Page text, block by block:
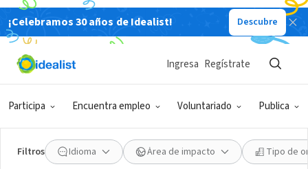
¡Celebramos 30 años de Idealist! Descubre
Participa Encuentra empleo Voluntariado Publica
Ingresa Regístrate
Filtros Idioma Área de impacto Tipo de
ORGANIZACIÓN SIN FIN DE LUCRO
The Boston Tree Party
Acerca de